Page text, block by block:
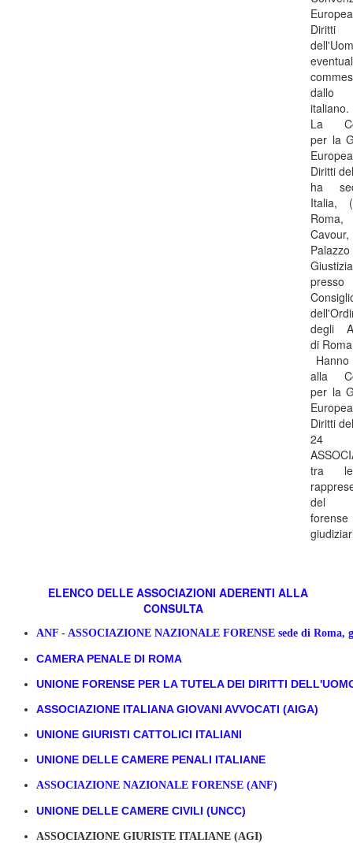
Diritti
dallo
italiano.
La
per la
Diritti
ha
Italia,
Roma,
Cavour,
degli
di
alla
per la
Diritti
24
tra
del
ELENCO DELLE ASSOCIAZIONI ADERENTI ALLA
CONSULTA
ANF ​​- ASSOCIAZIONE NAZIONALE FORENSE sede di
CAMERA PENALE DI ROMA
UNIONE FORENSE PER LA TUTELA DEI DIRITTI
ASSOCIAZIONE ITALIANA GIOVANI AVVOCATI (AIGA)
UNIONE GIURISTI CATTOLICI ITALIANI
UNIONE DELLE CAMERE PENALI ITALIANE
ASSOCIAZIONE NAZIONALE FORENSE (ANF)
UNIONE DELLE CAMERE CIVILI (UNCC)
ASSOCIAZIONE GIURISTE ITALIANE (AGI)